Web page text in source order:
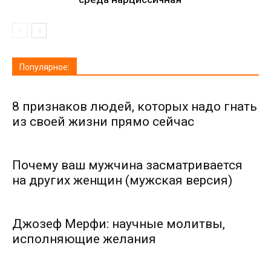
Популярное:
8 признаков людей, которых надо гнать
из своей жизни прямо сейчас
Почему ваш мужчина засматривается
на других женщин (мужская версия)
Джозеф Мерфи: научные молитвы,
исполняющие желания